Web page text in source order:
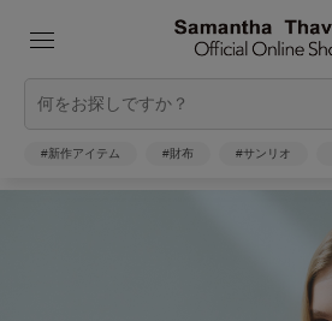
#新作アイテム #財布 #サンリオ